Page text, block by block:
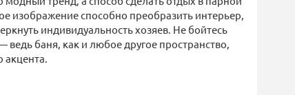
изображение способно преобразить интерьер,
индивидуальность хозяев. Не бойтесь
баня, как и любое другое пространство,
акцента.